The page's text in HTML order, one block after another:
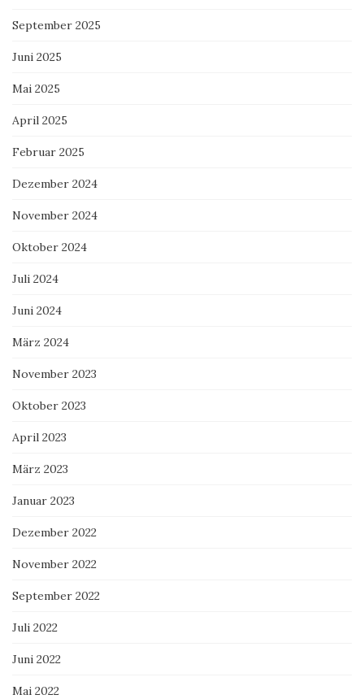
September 2025
Juni 2025
Mai 2025
April 2025
Februar 2025
Dezember 2024
November 2024
Oktober 2024
Juli 2024
Juni 2024
März 2024
November 2023
Oktober 2023
April 2023
März 2023
Januar 2023
Dezember 2022
November 2022
September 2022
Juli 2022
Juni 2022
Mai 2022